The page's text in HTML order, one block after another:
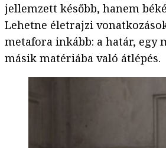
jellemzett később, hanem
Lehetne életrajzi
metafora inkább: a határ, egy
másik matériába való átlépés.